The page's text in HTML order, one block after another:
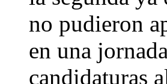
no pudieron
en una
candidaturas